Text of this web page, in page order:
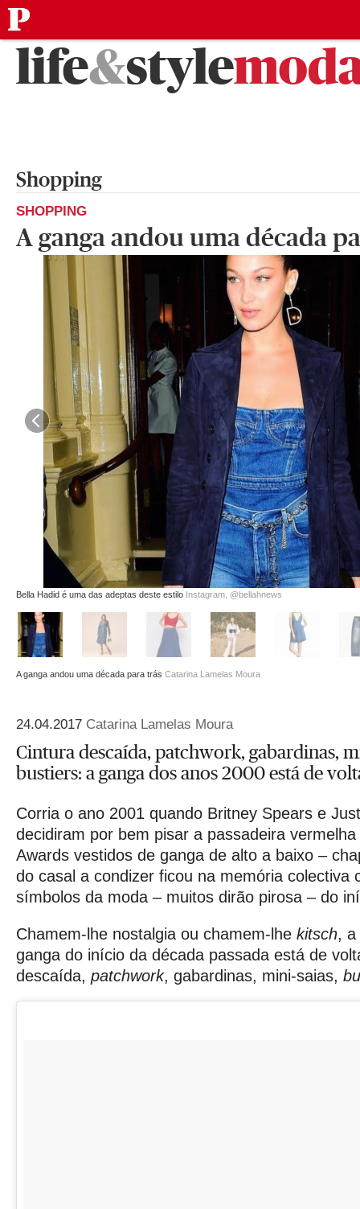
Saltarlife&style
Shopping
SHOPPING
A ganga andou uma década
Bella Hadid é uma das adeptas deste estilo Instagram, @bellahnews
A ganga andou uma década para trás Catarina Lamelas Moura
24.04.2017 Catarina Lamelas Moura
Cintura descaída, patchwork, gabardinas,
bustiers: a ganga dos anos 2000 está de
Corria o ano 2001 quando Britney Spears e
decidiram por bem pisar a passadeira
Awards vestidos de ganga de alto a baixo –
do casal a condizer ficou na memória colectiva
símbolos da moda – muitos dirão pirosa – do
Chamem-lhe nostalgia ou chamem-lhe kitsch, a
ganga do início da década passada está de
descaída, patchwork, gabardinas, mini-saias,